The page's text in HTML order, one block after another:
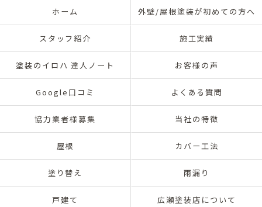
ホーム 外壁/屋根塗装が初めての方へ
スタッフ紹介 施工実績
塗装のイロハ 達人ノート お客様の声
Google口コミ よくある質問
協力業者様募集 当社の特徴
屋根 カバー工法
塗り替え 雨漏り
戸建て 広瀬塗装店について